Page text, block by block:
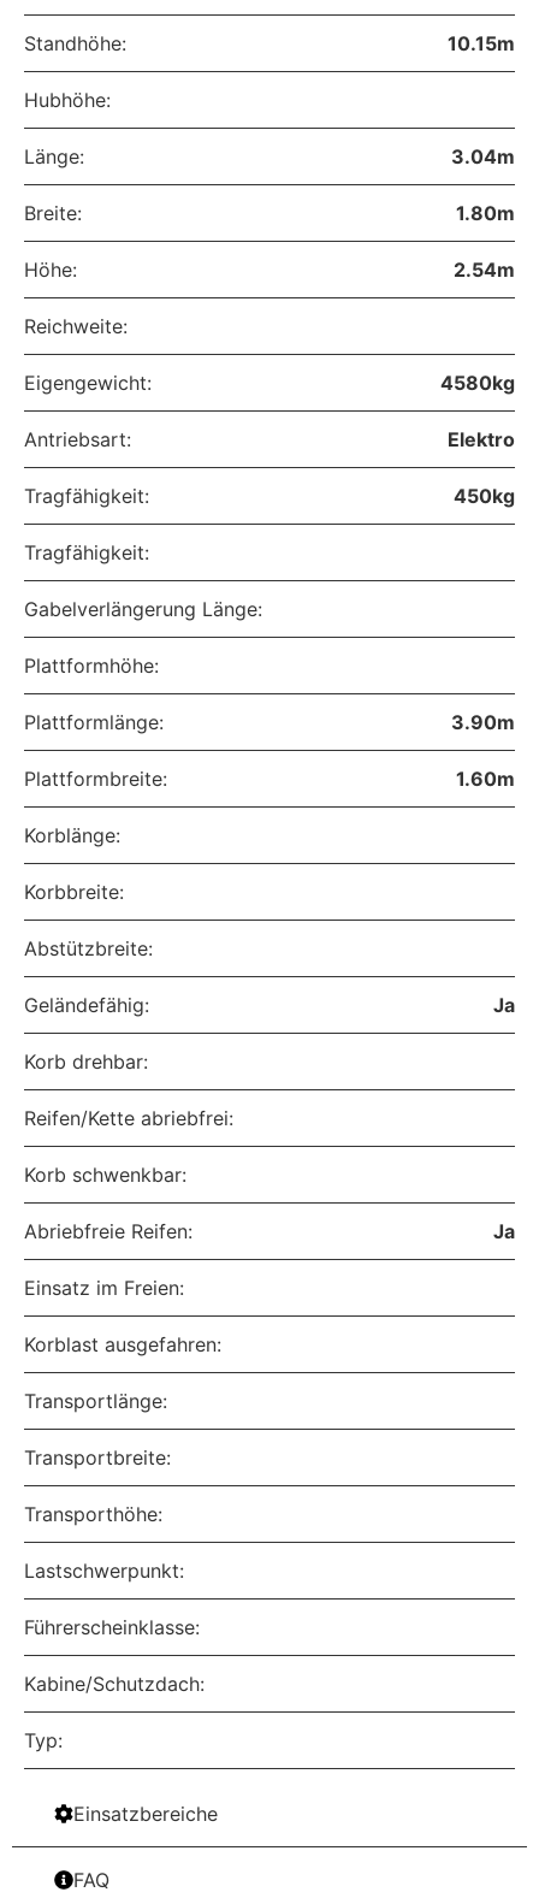
Einsatzbereiche
FAQ
Standhöhe: 10.15m
Hubhöhe:
Länge: 3.04m
Breite: 1.80m
Höhe: 2.54m
Reichweite:
Eigengewicht: 4580kg
Antriebsart: Elektro
Tragfähigkeit: 450kg
Tragfähigkeit:
Gabelverlängerung Länge:
Plattformhöhe:
Plattformlänge: 3.90m
Plattformbreite: 1.60m
Korblänge:
Korbbreite:
Abstützbreite:
Geländefähig: Ja
Korb drehbar:
Reifen/Kette abriebfrei:
Korb schwenkbar:
Abriebfreie Reifen: Ja
Einsatz im Freien:
Korblast ausgefahren:
Transportlänge:
Transportbreite:
Transporthöhe:
Lastschwerpunkt:
Führerscheinklasse:
Kabine/Schutzdach:
Typ: